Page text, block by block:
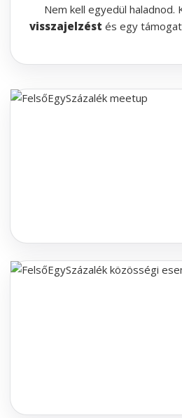
Nem kell egyedül haladnod.
visszajelzést és egy